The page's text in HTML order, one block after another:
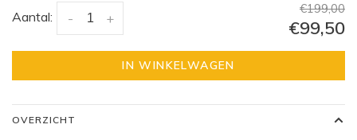
Aantal: +
-
€199,00
€99,50
IN WINKELWAGEN
OVERZICHT